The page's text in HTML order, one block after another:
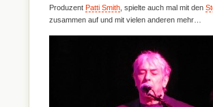
Produzent Patti Smith, spielte auch mal mit den
zusammen auf und mit vielen anderen mehr…